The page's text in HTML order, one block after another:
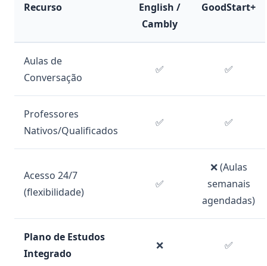
Recurso
English /
Cambly
GoodStart+
Aulas de
Conversação
✅ ✅
Professores
Nativos/Qualificados
✅ ✅
Acesso 24/7
(flexibilidade)
✅
❌ (Aulas
semanais
agendadas)
Plano de Estudos
Integrado
❌ ✅